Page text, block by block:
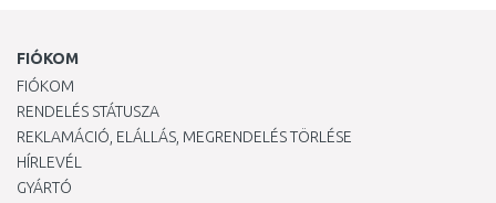
FIÓKOM
FIÓKOM
RENDELÉS STÁTUSZA
REKLAMÁCIÓ, ELÁLLÁS, MEGRENDELÉS TÖRLÉSE
HÍRLEVÉL
GYÁRTÓ